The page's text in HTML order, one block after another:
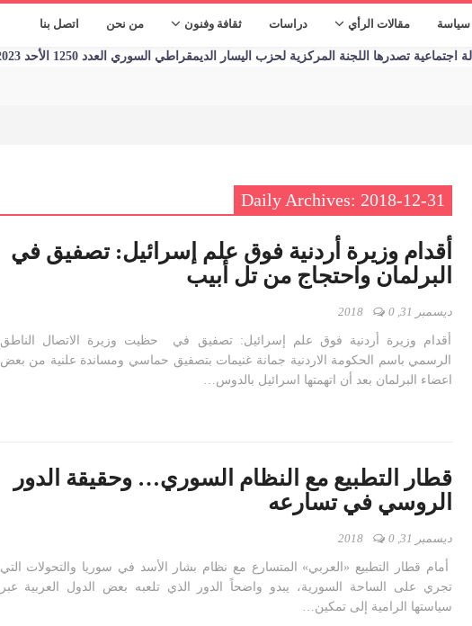
سياسة مقالات الرأي دراسات ثقافة وفنون من نحن اتصل بنا
تصدرها اللجنة المركزية لحزب اليسار الديمقراطي السوري العدد 1250 الأحد 09/01/2023
Daily Archives: 2018-12-31
أقدام وزيرة أردنية فوق علم إسرائيل: تصفيق في
البرلمان واحتجاج من تل أبيب
ديسمبر 31, 2018 0
أقدام وزيرة أردنية فوق علم إسرائيل: تصفيق في حظيت وزيرة الاتصال الناطق
الرسمي باسم الحكومة الاردنية جمانة غنيمات بتصفيق حماسي ومساندة علنية من بعض
اعضاء البرلمان بعد أن اتهمتها اسرائيل بالدوس…
قطار التطبيع مع النظام السوري… وحقيقة الدور
الروسي في تسارعه
ديسمبر 31, 2018 0
أمام قطار التطبيع «العربي» المتسارع مع نظام بشار الأسد في سوريا والتحولات التي
تجري على الساحة السورية، يبدو واضحاً الدور الذي تلعبه بعض الدول العربية عبر
سياستها الرامية إلى تمكين…